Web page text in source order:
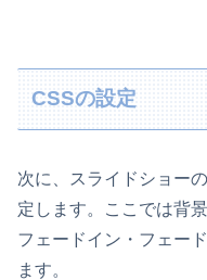
CSSの設定
次に、スライドショー
定します。ここでは背
フェードイン・フェー
ます。